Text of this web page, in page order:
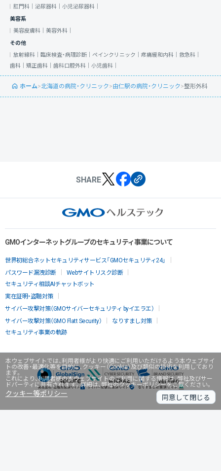
本ウェブサイトでは、利用者様がより快適にご利用いただけるよう本ウェブサイ
トの改善・最適化等を目的に、クッキー（Cookie）及び類似の技術を利用しており
ます。
これにより、利用者様の本ウェブサイトのご利用に関する情報は、弊社及びサー
ドパーティに共有されます。詳細は、弊社のクッキーポリシーをご覧ください。
クッキー等ポリシー 同意して閉じる
肛門科｜ 泌尿器科｜ 小児泌尿器科｜
美容系
美容皮膚科｜ 美容外科｜
その他
放射線科｜ 臨床検査・病理診断｜ ペインクリニック｜ 疼痛緩和内科｜ 救急科｜
歯科｜ 矯正歯科｜ 歯科口腔外科｜ 小児歯科｜
ホーム>北海道の病院・クリニック>由仁駅の病院・クリニック>整形外科
SHARE
GMOインターネットグループのセキュリティ事業について
世界初総合ネットセキュリティサービス「GMOセキュリティ24」
パスワード漏洩診断
Webサイトリスク診断
セキュリティ相談AIチャットボット
実在証明・盗聴対策
サイバー攻撃対策（GMOサイバーセキュリティ byイエラエ）
サイバー攻撃対策（GMO Flatt Security）
なりすまし対策
セキュリティ事業の軌跡